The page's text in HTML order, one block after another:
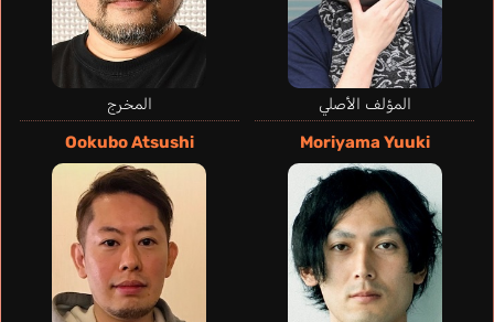
المؤلف الأصلي المخرج
Moriyama Yuuki
Ookubo Atsushi